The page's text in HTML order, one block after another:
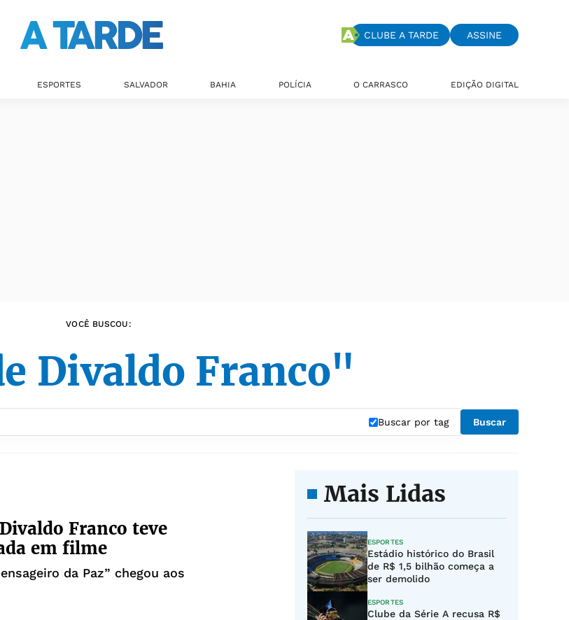
CLUBE A TARDE ASSINE
ESPORTES SALVADOR BAHIA POLÍCIA O CARRASCO EDIÇÃO DIGITAL
VOCÊ BUSCOU:
Divaldo Franco"
Buscar por tag Buscar
Franco teve
em filme
da Paz” chegou aos
Mais Lidas
ESPORTES
Estádio histórico do Brasil
de R$ 1,5 bilhão começa a
ser demolido
ESPORTES
Clube da Série A recusa R$